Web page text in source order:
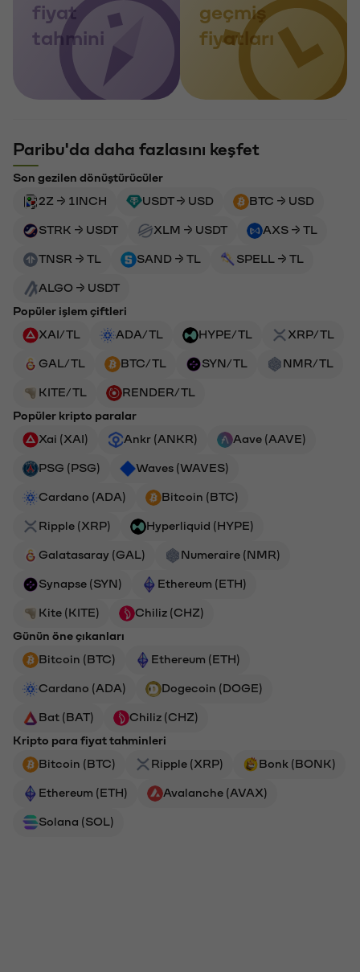
fiyat
tahmini
geçmiş
fiyatları
Paribu'da daha fazlasını keşfet
Son gezilen dönüştürücüler
2Z → 1INCH
USDT → USD BTC → USD
STRK → USDT XLM → USDT AXS → TL
TNSR → TL SAND → TL SPELL → TL
ALGO → USDT
Popüler işlem çiftleri
XAI/TL
ADA/TL HYPE/TL XRP/TL
GAL/TL BTC/TL SYN/TL NMR/TL
KITE/TL
RENDER/TL
Popüler kripto paralar
Xai (XAI)
Ankr (ANKR) Aave (AAVE)
PSG (PSG) Waves (WAVES)
Cardano (ADA) Bitcoin (BTC)
Ripple (XRP) Hyperliquid (HYPE)
Galatasaray (GAL) Numeraire (NMR)
Synapse (SYN) Ethereum (ETH)
Kite (KITE)
Chiliz (CHZ)
Günün öne çıkanları
Bitcoin (BTC)
Ethereum (ETH)
Cardano (ADA) Dogecoin (DOGE)
Bat (BAT)
Chiliz (CHZ)
Kripto para fiyat tahminleri
Bitcoin (BTC)
Ripple (XRP) Bonk (BONK)
Ethereum (ETH) Avalanche (AVAX)
Solana (SOL)